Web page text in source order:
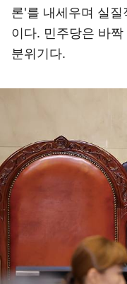
론'를 내세우며 실
이다. 민주당은 바
분위기다.